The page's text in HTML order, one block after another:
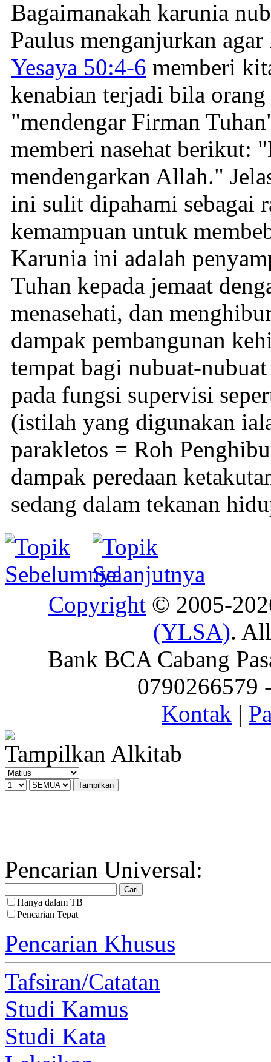
Bagaimanakah karunia
Paulus menganjurkan
Yesaya 50:4-6 memberi
kenabian terjadi bila
"mendengar Firman
memberi nasehat berikut:
mendengarkan Allah."
ini sulit dipahami sebagai
kemampuan untuk
Karunia ini adalah
Tuhan kepada jemaat
menasehati, dan
dampak pembangunan
tempat bagi nubuat-
pada fungsi supervisi
(istilah yang digunakan
parakletos = Roh
dampak peredaan
sedang dalam tekanan
Copyright © 2005-
(YLSA).
Bank BCA Cabang
0790266579
Kontak |
Tampilkan Alkitab
Pencarian Universal:
Hanya dalam TB
Pencarian Tepat
Pencarian Khusus
Tafsiran/Catatan
Studi Kamus
Studi Kata